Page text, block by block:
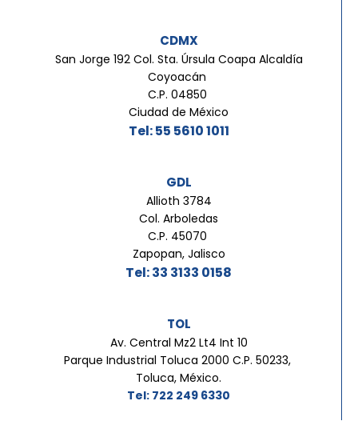
CDMX
San Jorge 192 Col. Sta. Úrsula Coapa Alcaldía
Coyoacán
C.P. 04850
Ciudad de México
Tel: 55 5610 1011
GDL
Allioth 3784
Col. Arboledas
C.P. 45070
Zapopan, Jalisco
Tel: 33 3133 0158
TOL
Av. Central Mz2 Lt4 Int 10
Parque Industrial Toluca 2000 C.P. 50233,
Toluca, México.
Tel: 722 249 6330